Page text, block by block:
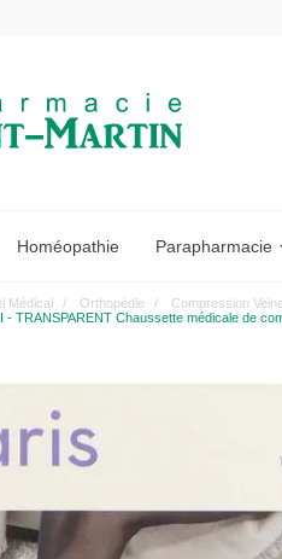
Homéopathie Parapharmacie
Médical Orthopédie Compression
- TRANSPARENT Chaussette médicale de